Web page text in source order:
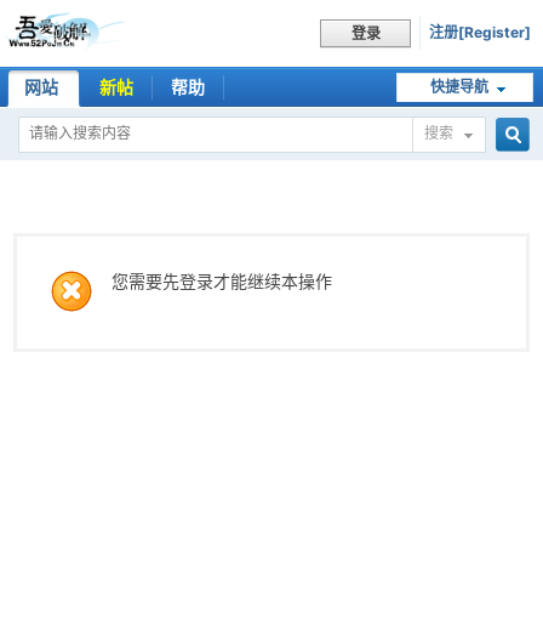
登录 注册[Register]
快捷导航
网站 新帖 帮助
搜索
您需要先登录才能继续本操作